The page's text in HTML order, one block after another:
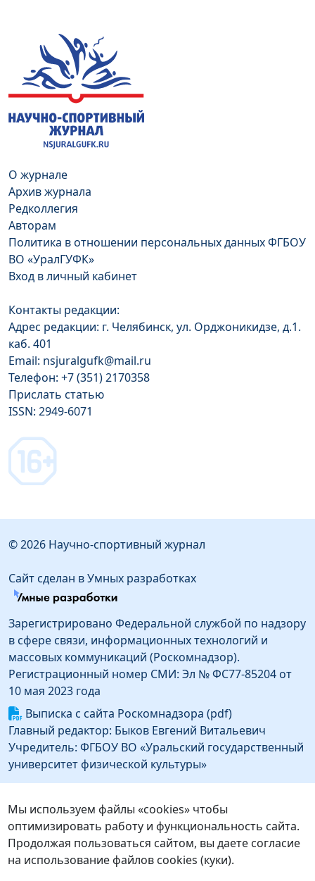
О журнале
Архив журнала
Редколлегия
Авторам
Политика в отношении персональных данных ФГБОУ
ВО «УралГУФК»
Вход в личный кабинет
Контакты редакции:
Адрес редакции: г. Челябинск, ул. Орджоникидзе, д.1.
каб. 401
Email: nsjuralgufk@mail.ru
Телефон: +7 (351) 2170358
Прислать статью
ISSN: 2949-6071
© 2026 Научно-спортивный журнал
Сайт сделан в Умных разработках
Зарегистрировано Федеральной службой по надзору
в сфере связи, информационных технологий и
массовых коммуникаций (Роскомнадзор).
Регистрационный номер СМИ: Эл № ФС77-85204 от
10 мая 2023 года
Выписка с сайта Роскомнадзора (pdf)
Главный редактор: Быков Евгений Витальевич
Учредитель: ФГБОУ ВО «Уральский государственный
университет физической культуры»
Информация об издателе
Издатель: Федеральное государственное бюджетное
образовательное учреждение высшего образования
«Уральский государственный университет
физической культуры»
Адрес издателя: 454091, г. Челябинск, ул.
Мы используем файлы «cookies» чтобы
оптимизировать работу и функциональность сайта.
Продолжая пользоваться сайтом, вы даете согласие
на использование файлов cookies (куки).